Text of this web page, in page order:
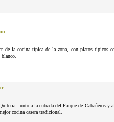
de la cocina típica de la zona, con platos típicos
junto a la entrada del Parque de Cabañeros
cocina casera tradicional.